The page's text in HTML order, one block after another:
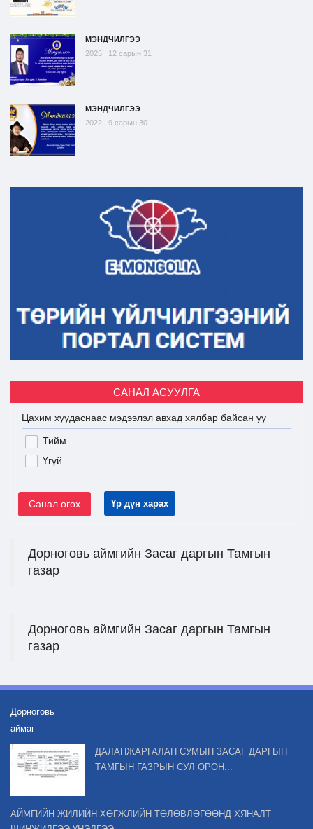
МЭНДЧИЛГЭЭ
2025 | 12 сарын 31
МЭНДЧИЛГЭЭ
2022 | 9 сарын 30
САНАЛ АСУУЛГА
Цахим хуудаснаас мэдээлэл авхад хялбар байсан уу
Тийм
Үгүй
Санал өгөх Үр дүн харах
Дорноговь аймгийн Засаг даргын Тамгын
газар
Дорноговь аймгийн Засаг даргын Тамгын
газар
Дорноговь
аймаг
ДАЛАНЖАРГАЛАН СУМЫН ЗАСАГ ДАРГЫН
ТАМГЫН ГАЗРЫН СУЛ ОРОН...
АЙМГИЙН ЖИЛИЙН ХӨГЖЛИЙН ТӨЛӨВЛӨГӨӨНД ХЯНАЛТ